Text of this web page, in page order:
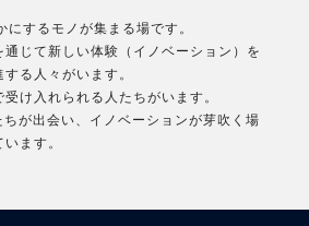
するモノが集まる場です。
じて新しい体験（イノベーション）を
る人々がいます。
け入れられる人たちがいます。
が出会い、イノベーションが芽吹く場
ます。